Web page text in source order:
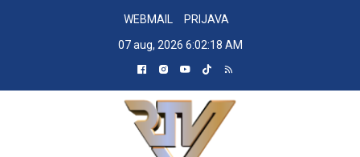
WEBMAIL
PRIJAVA
07 aug, 2026 6:02:19 AM